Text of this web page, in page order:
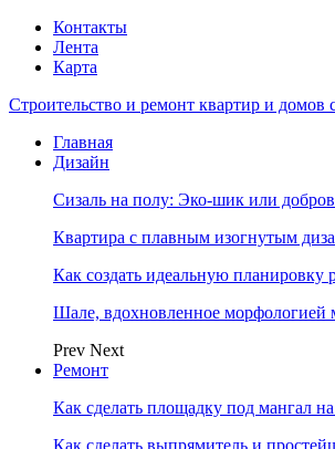
Контакты
Лента
Карта
Строительство и ремонт квартир и домов
Главная
Дизайн
Сизаль на полу: Эко-шик или
Квартира с плавным изогнутым
Как создать идеальную планировку
Шале, вдохновленное морфологией
Prev Next
Ремонт
Как сделать площадку под мангал
Как сделать выпрямитель и